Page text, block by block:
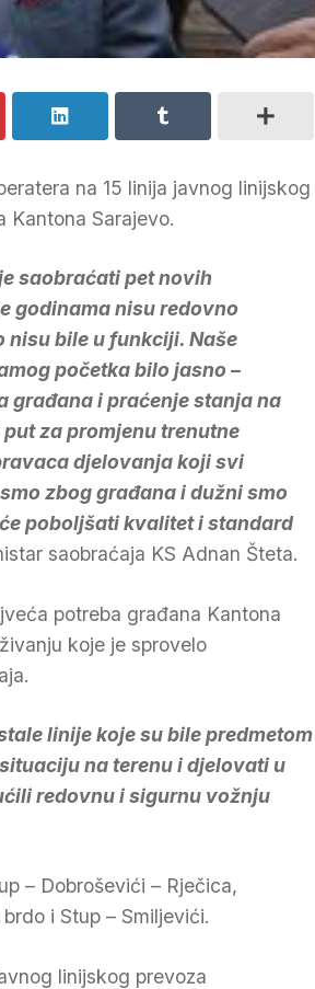
na 15 linija javnog linijskog
Kantona Sarajevo.
saobraćati pet novih
godinama nisu redovno
nisu bile u funkciji. Naše
početka bilo jasno –
građana i praćenje stanja na
za promjenu trenutne
djelovanja koji svi
zbog građana i dužni smo
poboljšati kvalitet i standard
saobraćaja KS Adnan Šteta.
potreba građana Kantona
koje je sprovelo
linije koje su bile predmetom
na terenu i djelovati u
redovnu i sigurnu vožnju
– Dobroševići – Rječica,
i Stup – Smiljevići.
linijskog prevoza